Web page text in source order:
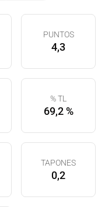
PUNTOS
4,3
% TL
69,2 %
TAPONES
0,2